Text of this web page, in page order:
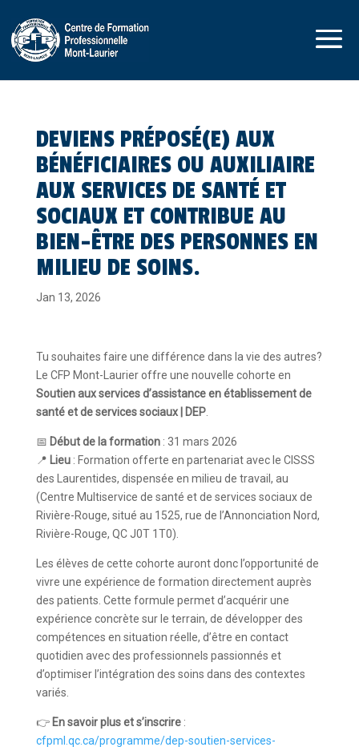
DEVIENS PRÉPOSÉ(E) AUX
BÉNÉFICIAIRES OU AUXILIAIRE
AUX SERVICES DE SANTÉ ET
SOCIAUX ET CONTRIBUE AU
BIEN-ÊTRE DES PERSONNES EN
MILIEU DE SOINS.
Jan 13, 2026
Tu souhaites faire une différence dans la vie des autres?
Le CFP Mont-Laurier offre une nouvelle cohorte en
Soutien aux services d’assistance en établissement de
santé et de services sociaux | DEP.
📅 Début de la formation: 31 mars 2026
📍 Lieu: Formation offerte en partenariat avec le CISSS
des Laurentides, dispensée en milieu de travail, au
(Centre Multiservice de santé et de services sociaux de
Rivière-Rouge, situé au 1525, rue de l’Annonciation Nord,
Rivière-Rouge, QC J0T 1T0).
Les élèves de cette cohorte auront donc l’opportunité de
vivre une expérience de formation directement auprès
des patients. Cette formule permet d’acquérir une
expérience concrète sur le terrain, de développer des
compétences en situation réelle, d’être en contact
quotidien avec des professionnels passionnés et
d’optimiser l’intégration des soins dans des contextes
variés.
👉 En savoir plus et s’inscrire:
cfpml.qc.ca/programme/dep-soutien-services-